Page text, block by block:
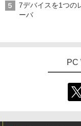
7デバイスを1つの
ーバ
PC